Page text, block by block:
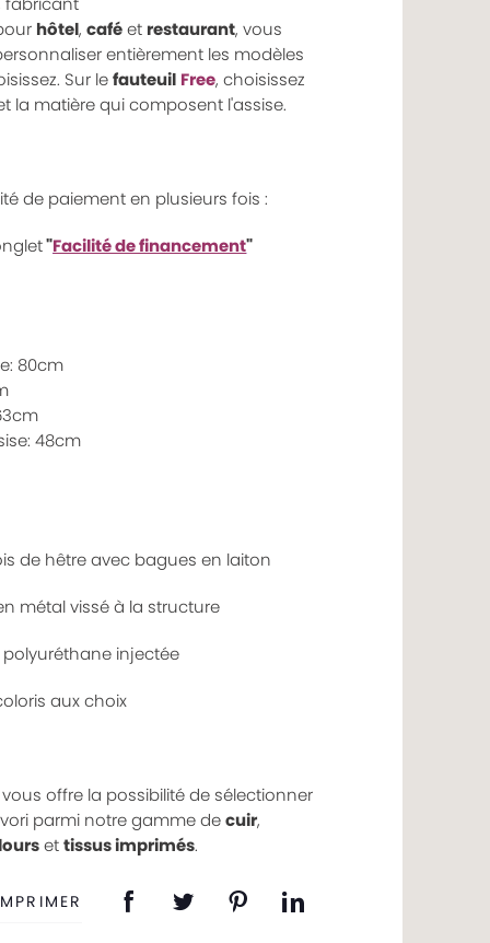
hôtel, caféet restaurant, vous
entièrement les modèles
Sur lefauteuil Free, choisissez
la matière qui composent l'assise.
de paiement en plusieurs fois :
"Facilité de financement"
80cm
48cm
de hêtre avec bagues en laiton
métal vissé à la structure
injectée
aux choix
vous offre la possibilité de sélectionner
parmi notre gamme decuir,
ettissus imprimés.